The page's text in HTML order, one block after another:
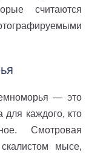
считаются
— это
для каждого, кто
Смотровая
мысе,